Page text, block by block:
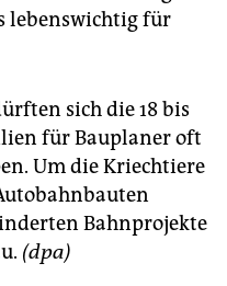
lebenswichtig für
sich die 18 bis
für Bauplaner oft
Um die Kriechtiere
Bahnprojekte
(dpa)